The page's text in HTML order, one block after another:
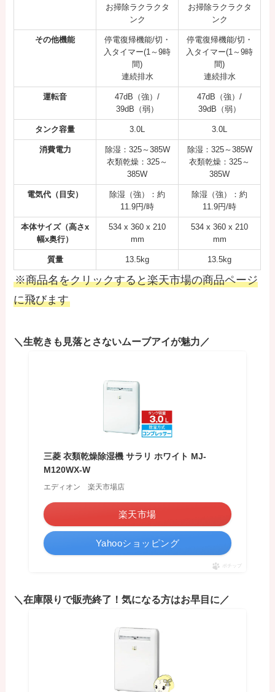
お掃除ラクラクタ
ンク
お掃除ラクラクタ
ンク
その他機能
停電復帰機能/切・
入タイマー(1～9時
間)
連続排水
停電復帰機能/切・
入タイマー(1～9時
間)
連続排水
運転音
47dB（強）/
39dB（弱）
47dB（強）/
39dB（弱）
タンク容量 3.0L 3.0L
消費電力
除湿：325～385W
衣類乾燥：325～
385W
除湿：325～385W
衣類乾燥：325～
385W
電気代（目安）
除湿（強）：約
11.9円/時
除湿（強）：約
11.9円/時
本体サイズ（高さx
幅x奥行）
534 x 360 x 210
mm
534 x 360 x 210
mm
質量 13.5kg 13.5kg
※商品名をクリックすると楽天市場の商品ページ
に飛びます
＼生乾きも見落とさないムーブアイが魅力／
三菱 衣類乾燥除湿機 サラリ ホワイト MJ-
M120WX-W
エディオン 楽天市場店
楽天市場
Yahooショッピング
ポチップ
＼在庫限りで販売終了！気になる方はお早目に／